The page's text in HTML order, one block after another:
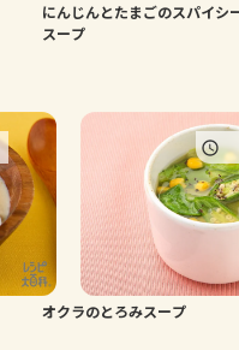
にんじんとたまごのスパイシ
スープ
オクラのとろみスープ